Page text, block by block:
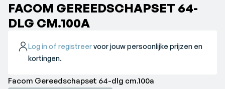
FACOM GEREEDSCHAPSET 64-
DLG CM.100A
Log in of registreervoor jouw persoonlijke prijzen en
kortingen.
Facom Gereedschapset 64-dlg cm.100a